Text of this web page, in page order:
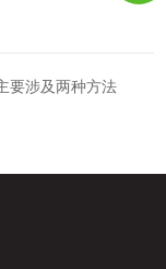
要涉及两种方法